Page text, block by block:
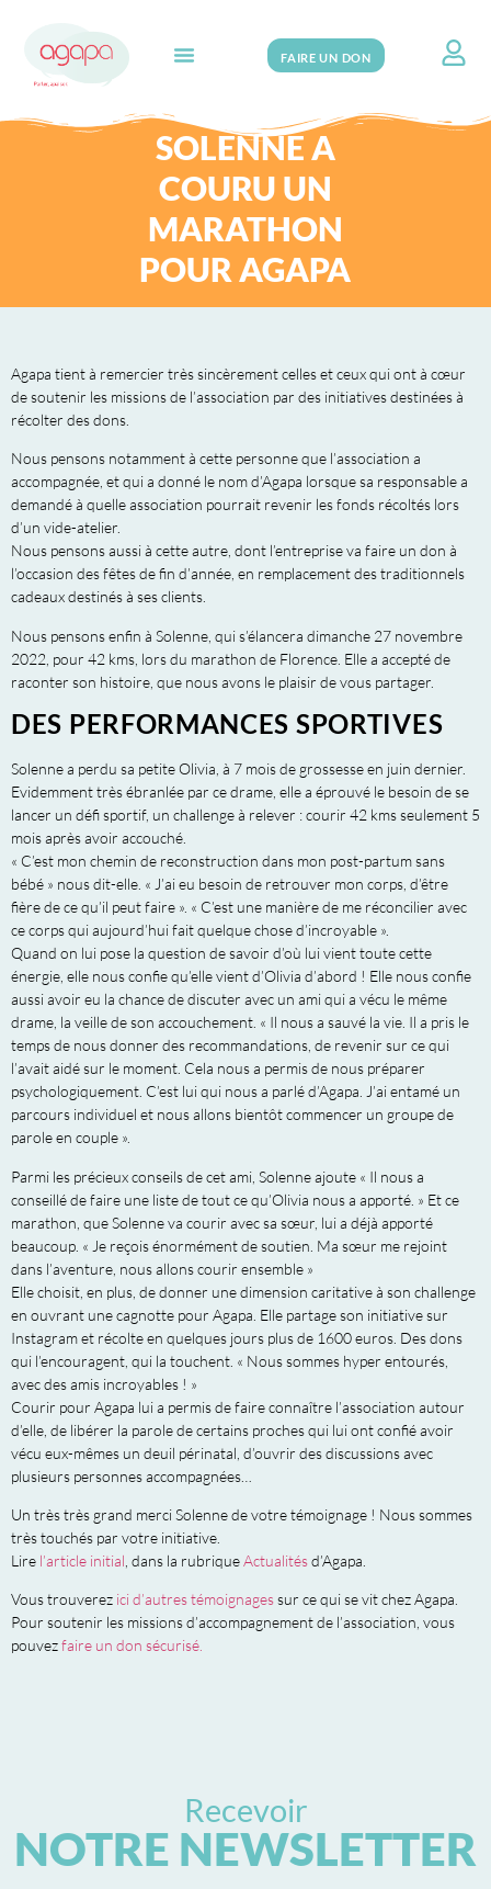
FAIRE UN DON
SOLENNE A
COURU UN
MARATHON
POUR AGAPA
Agapa tient à remercier très sincèrement celles et ceux qui ont à cœur
de soutenir les missions de l’association par des initiatives destinées à
récolter des dons.
Nous pensons notamment à cette personne que l’association a
accompagnée, et qui a donné le nom d’Agapa lorsque sa responsable a
demandé à quelle association pourrait revenir les fonds récoltés lors
d’un vide-atelier.
Nous pensons aussi à cette autre, dont l’entreprise va faire un don à
l’occasion des fêtes de fin d’année, en remplacement des traditionnels
cadeaux destinés à ses clients.
Nous pensons enfin à Solenne, qui s’élancera dimanche 27 novembre
2022, pour 42 kms, lors du marathon de Florence. Elle a accepté de
raconter son histoire, que nous avons le plaisir de vous partager.
DES PERFORMANCES SPORTIVES
Solenne a perdu sa petite Olivia, à 7 mois de grossesse en juin dernier.
Evidemment très ébranlée par ce drame, elle a éprouvé le besoin de se
lancer un défi sportif, un challenge à relever : courir 42 kms seulement 5
mois après avoir accouché.
« C’est mon chemin de reconstruction dans mon post-partum sans
bébé » nous dit-elle. « J’ai eu besoin de retrouver mon corps, d’être
fière de ce qu’il peut faire ». « C’est une manière de me réconcilier avec
ce corps qui aujourd’hui fait quelque chose d’incroyable ».
Quand on lui pose la question de savoir d’où lui vient toute cette
énergie, elle nous confie qu’elle vient d’Olivia d’abord ! Elle nous confie
aussi avoir eu la chance de discuter avec un ami qui a vécu le même
drame, la veille de son accouchement. « Il nous a sauvé la vie. Il a pris le
temps de nous donner des recommandations, de revenir sur ce qui
l’avait aidé sur le moment. Cela nous a permis de nous préparer
psychologiquement. C’est lui qui nous a parlé d’Agapa. J’ai entamé un
parcours individuel et nous allons bientôt commencer un groupe de
parole en couple ».
Parmi les précieux conseils de cet ami, Solenne ajoute « Il nous a
conseillé de faire une liste de tout ce qu’Olivia nous a apporté. » Et ce
marathon, que Solenne va courir avec sa sœur, lui a déjà apporté
beaucoup. « Je reçois énormément de soutien. Ma sœur me rejoint
dans l’aventure, nous allons courir ensemble »
Elle choisit, en plus, de donner une dimension caritative à son challenge
en ouvrant une cagnotte pour Agapa. Elle partage son initiative sur
Instagram et récolte en quelques jours plus de 1600 euros. Des dons
qui l’encouragent, qui la touchent. « Nous sommes hyper entourés,
avec des amis incroyables ! »
Courir pour Agapa lui a permis de faire connaître l’association autour
d’elle, de libérer la parole de certains proches qui lui ont confié avoir
vécu eux-mêmes un deuil périnatal, d’ouvrir des discussions avec
plusieurs personnes accompagnées…
Un très très grand merci Solenne de votre témoignage ! Nous sommes
très touchés par votre initiative.
Lire l’article initial , dans la rubriqueActualitésd’Agapa.
Vous trouverez ici d’autres témoignagessur ce qui se vit chez Agapa.
Pour soutenir les missions d’accompagnement de l’association, vous
pouvezfaire un don sécurisé.
Recevoir
NOTRE NEWSLETTER